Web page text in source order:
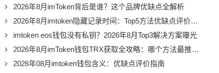
2026年8月imToken背后是谁？这个品牌优缺点全解析
2026年8月imtoken隐藏记录时间：Top5方法优缺点评价，哪个最安全？
imtoken eos钱包没有私钥？2026年8月Top3解决方案曝光
2026年8月imToken钱包TRX获取全攻略：哪个方法最推荐？
2026年08月imtoken钱包含义：优缺点评价指南